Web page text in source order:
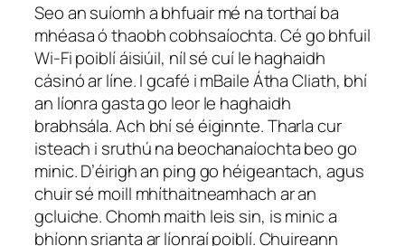
Seo an suíomh a bhfuair mé na torthaí ba
mhéasa ó thaobh cobhsaíochta. Cé go bhfuil
Wi-Fi poiblí áisiúil, níl sé cuí le haghaidh
cásinó ar líne. I gcafé i mBaile Átha Cliath, bhí
an líonra gasta go leor le haghaidh
brabhsála. Ach bhí sé éiginnte. Tharla cur
isteach i sruthú na beochanaíochta beo go
minic. D’éirigh an ping go héigeantach, agus
chuir sé moill mhíthaitneamhach ar an
gcluiche. Chomh maith leis sin, is minic a
bhíonn srianta ar líonraí poiblí. Chuireann